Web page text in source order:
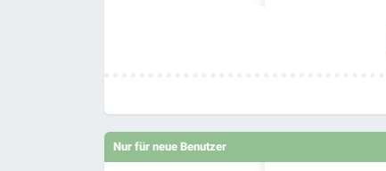
Nur für neue Benutzer